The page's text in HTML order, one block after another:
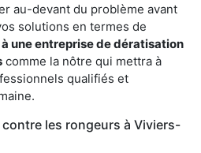
au-devant du problème avant
solutions en termes de
une entreprise de dératisation
comme la nôtre qui mettra à
qualifiés et
les rongeurs à Viviers-